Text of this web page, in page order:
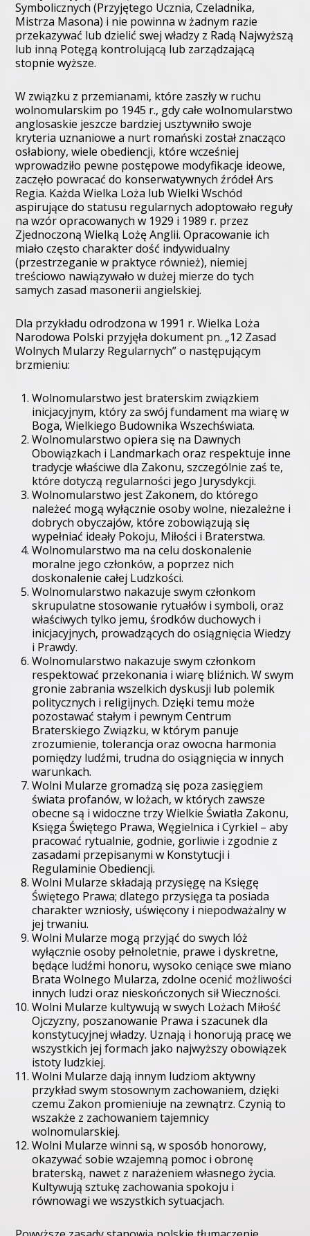
Symbolicznych (Przyjętego Ucznia, Czeladnika,
Mistrza Masona) i nie powinna w żadnym razie
przekazywać lub dzielić swej władzy z Radą Najwyższą
lub inną Potęgą kontrolującą lub zarządzającą
stopnie wyższe.
W związku z przemianami, które zaszły w ruchu
wolnomularskim po 1945 r., gdy całe wolnomularstwo
anglosaskie jeszcze bardziej usztywniło swoje
kryteria uznaniowe a nurt romański został znacząco
osłabiony, wiele obediencji, które wcześniej
wprowadziło pewne postępowe modyfikacje ideowe,
zaczęło powracać do konserwatywnych źródeł Ars
Regia. Każda Wielka Loża lub Wielki Wschód
aspirujące do statusu regularnych adoptowało reguły
na wzór opracowanych w 1929 i 1989 r. przez
Zjednoczoną Wielką Lożę Anglii. Opracowanie ich
miało często charakter dość indywidualny
(przestrzeganie w praktyce również), niemiej
treściowo nawiązywało w dużej mierze do tych
samych zasad masonerii angielskiej.
Dla przykładu odrodzona w 1991 r. Wielka Loża
Narodowa Polski przyjęła dokument pn. „12 Zasad
Wolnych Mularzy Regularnych” o następującym
brzmieniu:
Wolnomularstwo jest braterskim związkiem
inicjacyjnym, który za swój fundament ma wiarę w
Boga, Wielkiego Budownika Wszechświata.
Wolnomularstwo opiera się na Dawnych
Obowiązkach i Landmarkach oraz respektuje inne
tradycje właściwe dla Zakonu, szczególnie zaś te,
które dotyczą regularności jego Jurysdykcji.
Wolnomularstwo jest Zakonem, do którego
należeć mogą wyłącznie osoby wolne, niezależne i
dobrych obyczajów, które zobowiązują się
wypełniać ideały Pokoju, Miłości i Braterstwa.
Wolnomularstwo ma na celu doskonalenie
moralne jego członków, a poprzez nich
doskonalenie całej Ludzkości.
Wolnomularstwo nakazuje swym członkom
skrupulatne stosowanie rytuałów i symboli, oraz
właściwych tylko jemu, środków duchowych i
inicjacyjnych, prowadzących do osiągnięcia Wiedzy
i Prawdy.
Wolnomularstwo nakazuje swym członkom
respektować przekonania i wiarę bliźnich. W swym
gronie zabrania wszelkich dyskusji lub polemik
politycznych i religijnych. Dzięki temu może
pozostawać stałym i pewnym Centrum
Braterskiego Związku, w którym panuje
zrozumienie, tolerancja oraz owocna harmonia
pomiędzy ludźmi, trudna do osiągnięcia w innych
warunkach.
Wolni Mularze gromadzą się poza zasięgiem
świata profanów, w lożach, w których zawsze
obecne są i widoczne trzy Wielkie Światła Zakonu,
Księga Świętego Prawa, Węgielnica i Cyrkiel – aby
pracować rytualnie, godnie, gorliwie i zgodnie z
zasadami przepisanymi w Konstytucji i
Regulaminie Obediencji.
Wolni Mularze składają przysięgę na Księgę
Świętego Prawa; dlatego przysięga ta posiada
charakter wzniosły, uświęcony i niepodważalny w
jej trwaniu.
Wolni Mularze mogą przyjąć do swych lóż
wyłącznie osoby pełnoletnie, prawe i dyskretne,
będące ludźmi honoru, wysoko ceniące swe miano
Brata Wolnego Mularza, zdolne ocenić możliwości
innych ludzi oraz nieskończonych sił Wieczności.
Wolni Mularze kultywują w swych Lożach Miłość
Ojczyzny, poszanowanie Prawa i szacunek dla
konstytucyjnej władzy. Uznają i honorują pracę we
wszystkich jej formach jako najwyższy obowiązek
istoty ludzkiej.
Wolni Mularze dają innym ludziom aktywny
przykład swym stosownym zachowaniem, dzięki
czemu Zakon promieniuje na zewnątrz. Czynią to
wszakże z zachowaniem tajemnicy
wolnomularskiej.
Wolni Mularze winni są, w sposób honorowy,
okazywać sobie wzajemną pomoc i obronę
braterską, nawet z narażeniem własnego życia.
Kultywują sztukę zachowania spokoju i
równowagi we wszystkich sytuacjach.